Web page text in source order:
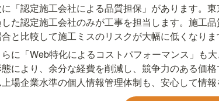
「認定施工会社による品質担保」があります。
た認定施工会社のみが工事を担当します。施工
と比較して施工ミスのリスクが大幅に低くなりま
らに「Web特化によるコストパフォーマンス」も
により、余分な経費を削減し、競争力のある価
上場企業水準の個人情報管理体制も、安心して情報